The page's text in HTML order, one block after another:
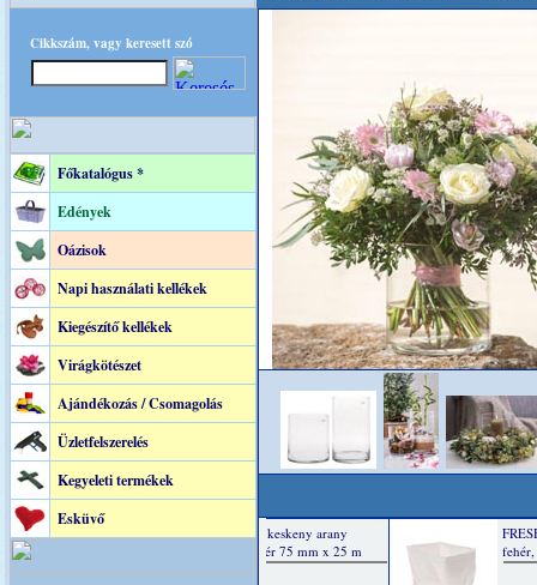
Cikkszám, vagy keresett szó
Főkatalógus *
Edények
Oázisok
Napi használati kellékek
Kiegészítő kellékek
Virágkötészet
Ajándékozás / Csomagolás
Üzletfelszerelés
Kegyeleti termékek
Esküvő